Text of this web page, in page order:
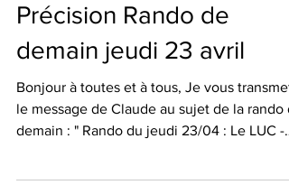
proposée à ceux qui le souhaitent, durée 45
mn, entrée 7 euros (groupe a/c 10 = 6 ,€).
Bonne soirée à tous Daniel D
Précision Rando de
demain jeudi 23 avril
Bonjour à toutes et à tous, Je vous
le message de Claude au sujet de la rando
demain : " Rando du jeudi 23/04 : Le LUC -